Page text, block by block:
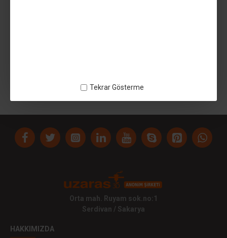
Tekrar Gösterme
Orta mah. Ruyam sok.no:1
Serdivan / Sakarya
HAKKIMIZDA